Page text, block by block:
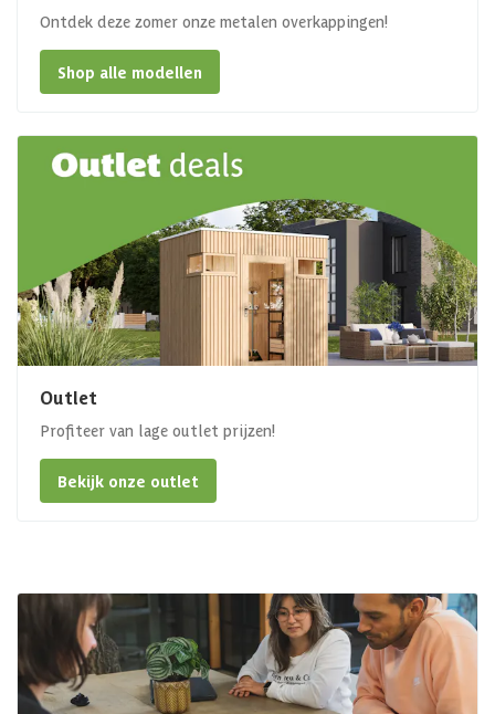
Ontdek deze zomer onze metalen overkappingen!
Shop alle modellen
Outlet
Profiteer van lage outlet prijzen!
Bekijk onze outlet